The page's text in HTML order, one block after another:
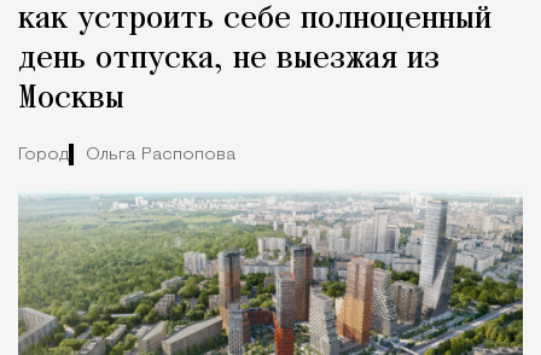
как устроить себе полноценный
день отпуска, не выезжая из
Москвы
Город Ольга Распопова